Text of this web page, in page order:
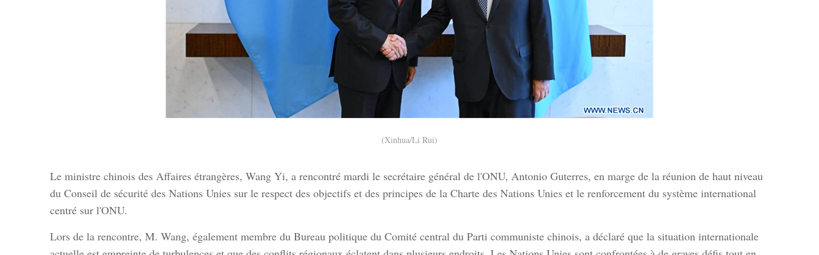
(Xinhua/Li Rui)
Le ministre chinois des Affaires étrangères, Wang Yi, a rencontré mardi le secrétaire général de l'ONU, Antonio Guterres, en marge de la réunion de haut niveau
du Conseil de sécurité des Nations Unies sur le respect des objectifs et des principes de la Charte des Nations Unies et le renforcement du système international
centré sur l'ONU.
Lors de la rencontre, M. Wang, également membre du Bureau politique du Comité central du Parti communiste chinois, a déclaré que la situation internationale